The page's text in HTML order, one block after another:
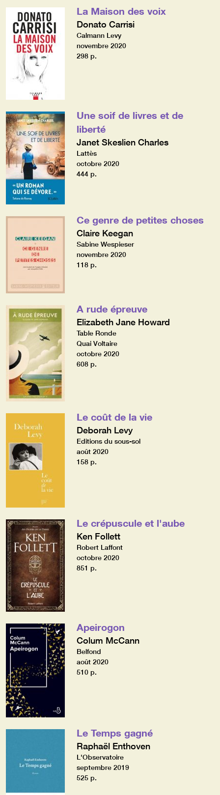
La Maison des voix
Donato Carrisi
Calmann Levy
novembre 2020
298 p.
Une soif de livres et de
liberté
Janet Skeslien Charles
Lattès
octobre 2020
444 p.
Ce genre de petites choses
Claire Keegan
Sabine Wespieser
novembre 2020
118 p.
A rude épreuve
Elizabeth Jane Howard
Table Ronde
Quai Voltaire
octobre 2020
608 p.
Le coût de la vie
Deborah Levy
Editions du sous-sol
août 2020
158 p.
Le crépuscule et l'aube
Ken Follett
Robert Laffont
octobre 2020
851 p.
Apeirogon
Colum McCann
Belfond
août 2020
510 p.
Le Temps gagné
Raphaël Enthoven
L'Observatoire
septembre 2019
525 p.